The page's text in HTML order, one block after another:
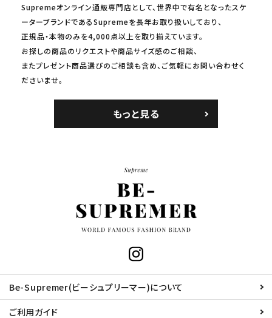
Supremeオンライン通販専門店として、世界中で有名となったスケ
ーターブランドであるSupremeを長年お取り扱いしており、
正規品・本物のみを4,000点以上を取り揃えています。
お探しの商品のリクエストや商品サイズ感のご相談、
またプレゼント商品選びのご相談も含め、ご気軽にお問い合わせく
ださいませ。
もっと見る
Be-Supremer(ビーシュプリーマー)について
ご利用ガイド